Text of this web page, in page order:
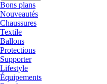
Bons plans
Nouveautés
Chaussures
Textile
Ballons
Protections
Supporter
Lifestyle
Équipements